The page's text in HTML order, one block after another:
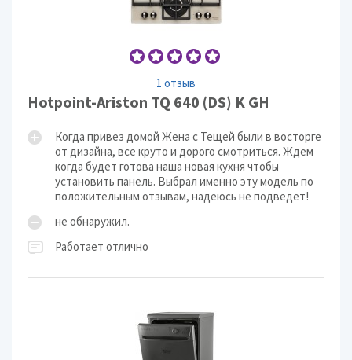
1 отзыв
Hotpoint-Ariston TQ 640 (DS) K GH
Когда привез домой Жена с Тещей были в восторге
от дизайна, все круто и дорого смотриться. Ждем
когда будет готова наша новая кухня чтобы
установить панель. Выбрал именно эту модель по
положительным отзывам, надеюсь не подведет!
не обнаружил.
Работает отлично